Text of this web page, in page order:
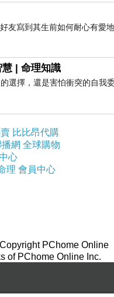
友寫到其生前如何耐心有愛
| 命理知識
選擇，還是害怕衝突的自
比比昂代購
網 全球購物
心
理 會員中心
PChome Online
of PChome Online Inc.